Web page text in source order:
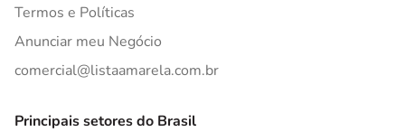
Termos e Políticas
Anunciar meu Negócio
comercial@listaamarela.com.br
Principais setores do Brasil